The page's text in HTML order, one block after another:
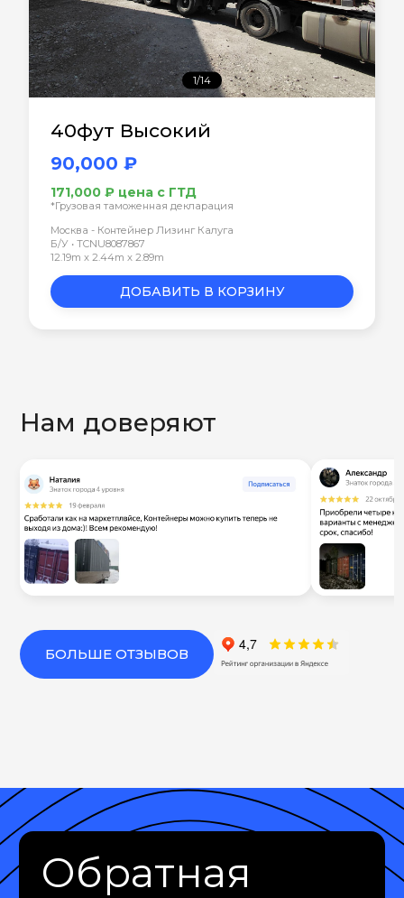
1/14
40фут Высокий
90,000 ₽
171,000 ₽ цена с ГТД
*Грузовая таможенная декларация
Москва - Контейнер Лизинг Калуга
Б/У • TCNU8087867
12.19m x 2.44m x 2.89m
ДОБАВИТЬ В КОРЗИНУ
Нам доверяют
БОЛЬШЕ ОТЗЫВОВ
Обратная